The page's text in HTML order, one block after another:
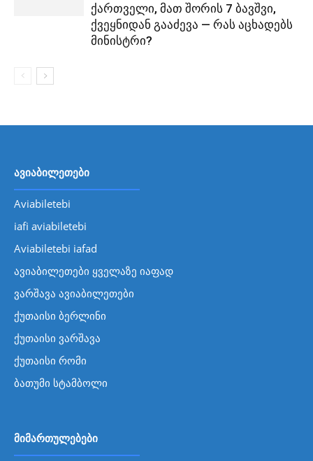
ქართველი, მათ შორის 7 ბავშვი,
ქვეყნიდან გააძევა — რას აცხადებს
მინისტრი?
ავიაბილეთები
Aviabiletebi
iafi aviabiletebi
Aviabiletebi iafad
ავიაბილეთები ყველაზე იაფად
ვარშავა ავიაბილეთები
ქუთაისი ბერლინი
ქუთაისი ვარშავა
ქუთაისი რომი
ბათუმი სტამბოლი
მიმართულებები